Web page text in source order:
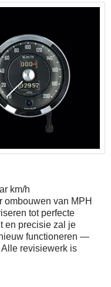
km/h
ombouwen van MPH
tot perfecte
en precisie zal je
functioneren —
revisiewerk is